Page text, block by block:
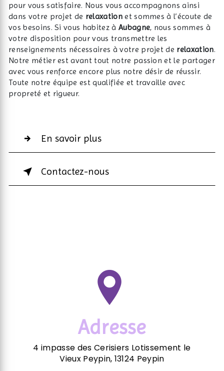
pour vous satisfaire. Nous vous accompagnons ainsi
dans votre projet de relaxationet sommes à l’écoute de
vos besoins. Si vous habitez à Aubagne, nous sommes à
votre disposition pour vous transmettre les
renseignements nécessaires à votre projet de relaxation.
Notre métier est avant tout notre passion et le partager
avec vous renforce encore plus notre désir de réussir.
Toute notre équipe est qualifiée et travaille avec
propreté et rigueur.
En savoir plus
Contactez-nous
Adresse
4 impasse des Cerisiers Lotissement le
Vieux Peypin, 13124 Peypin